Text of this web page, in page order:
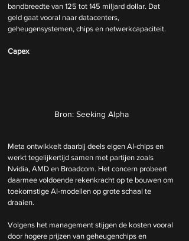
bandbreedte van 125 tot 145 miljard dollar. Dat
geld gaat vooral naar datacenters,
geheugensystemen, chips en netwerkcapaciteit.
Capex
Bron: Seeking Alpha
Meta ontwikkelt daarbij deels eigen AI-chips en
werkt tegelijkertijd samen met partijen zoals
Nvidia, AMD en Broadcom. Het concern probeert
daarmee voldoende rekenkracht op te bouwen om
toekomstige AI-modellen op grote schaal te
draaien.
Volgens het management stijgen de kosten vooral
door hogere prijzen van geheugenchips en